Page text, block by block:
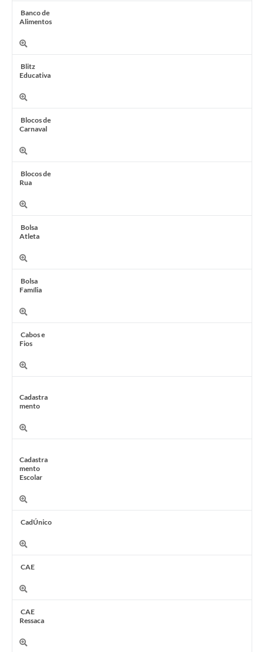
Banco de
Alimentos
Blitz
Educativa
Blocos de
Carnaval
Blocos de
Rua
Bolsa
Atleta
Bolsa
Família
Cabos e
Fios
Cadastra
mento
Cadastra
mento
Escolar
CadÚnico
CAE
CAE
Ressaca